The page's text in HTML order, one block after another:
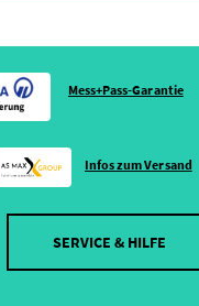
Mess+Pass-Garantie
Infos zum Versand
SERVICE & HILFE